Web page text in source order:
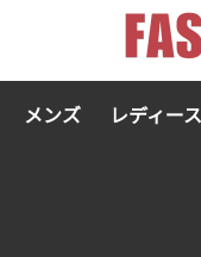
メンズ レディース